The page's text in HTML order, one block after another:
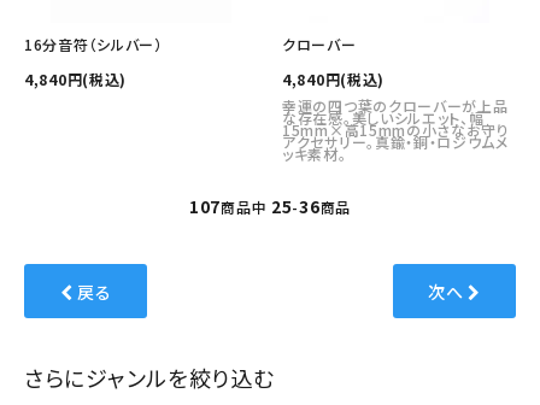
16分音符（シルバー）
4,840円(税込)
クローバー
4,840円(税込)
幸運の四つ葉のクローバーが上品
な存在感。美しいシルエット、幅
15mm×高15mmの小さなお守り
アクセサリー。真鍮・銅・ロジウムメ
ッキ素材。
107商品中 25-36商品
戻る 次へ
さらにジャンルを絞り込む